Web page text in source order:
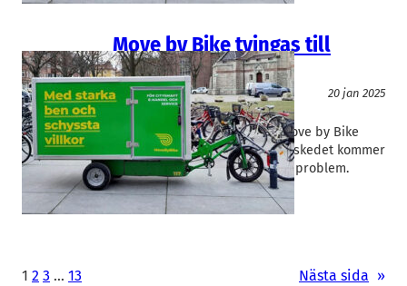
Move by Bike tvingas till
rekonstruktion
Logistik
20 jan 2025
Movebybike
Fredrik Videlycka
Det noterade Malmöbolaget Move by Bike
ansöker om rekonstruktion. Beskedet kommer
efter en längre tids finansiella problem.
1 2 3 … 13 Nästa sida »